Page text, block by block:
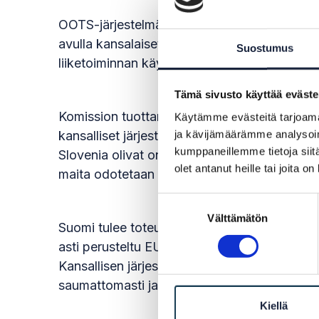
Suostumus
Tämä sivusto käyttää
Käytämme evästeitä
ja kävijämäärämme
kumppaneillemme tietoja
olet antanut heille tai joita
Välttämätön
Kiellä
OOTS-järjestelmä koostuu jäsenmaiden
avulla kansalaiset ja yritykset voivat
liiketoiminnan käynnistyessä.
Komission tuottamien yhteiskäyttöisten
kansalliset järjestelmänsä osaksi OOTS-
Slovenia olivat onnistuneet kytkemään
maita odotetaan liittyvän osaksi OOTS-
Suomi tulee toteuttamaan oman
asti perusteltu EU-komissiolle OOTS-
Kansallisen järjestelmän tekninen toteutus
saumattomasti ja suunnitellusti syksyllä